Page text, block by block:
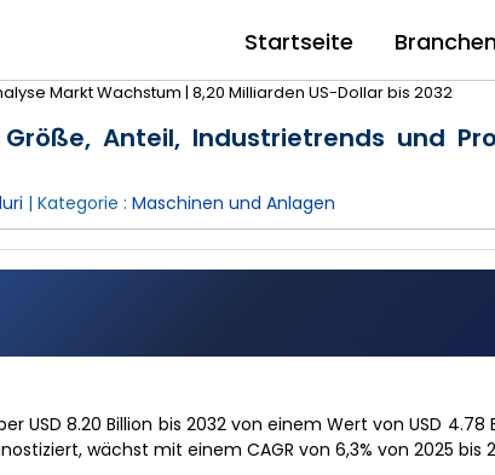
Startseite
Markt Wachstum | 8,20 Milliarden US-Dollar bis 2032
Anteil, Industrietrends und
| Kategorie : Maschinen und Anlagen
8.20 Billion bis 2032 von einem Wert von USD 4.78
wächst mit einem CAGR von 6,3% von 2025 bis